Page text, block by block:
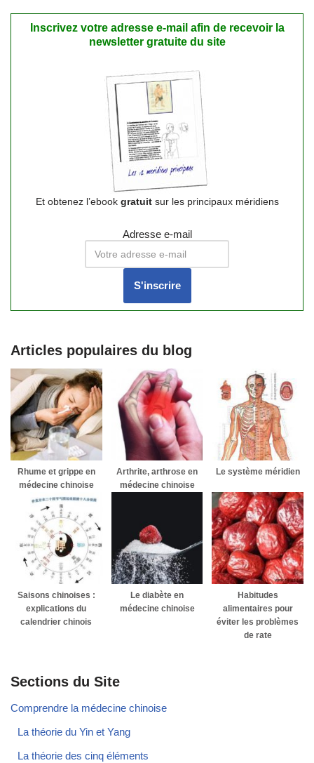
Inscrivez votre adresse e-mail afin de recevoir la
newsletter gratuite du site
Et obtenez l’ebook gratuitsur les principaux méridiens
Adresse e-mail
Articles populaires du blog
Rhume et grippe en
médecine chinoise
Arthrite, arthrose en
médecine chinoise
Le système méridien
Saisons chinoises :
explications du
calendrier chinois
Le diabète en
médecine chinoise
Habitudes
alimentaires pour
éviter les problèmes
de rate
Sections du Site
Comprendre la médecine chinoise
La théorie du Yin et Yang
La théorie des cinq éléments